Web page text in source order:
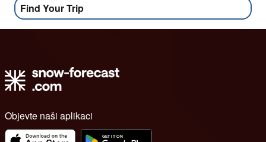
Find Your Trip
Objevte naši aplikaci